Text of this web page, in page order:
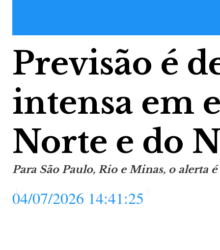
Previsão é
intensa em
Norte e do
Para São Paulo, Rio e Minas, o alerta
04/07/2026 14:41:25